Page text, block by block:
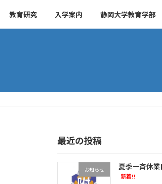
教育研究 入学案内 静岡大学教育学部
最近の投稿
お知らせ 夏季一斉休
新着!!